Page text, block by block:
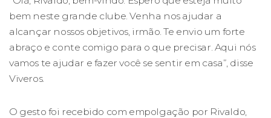
bem neste grande clube. Venha nos ajudar a
alcançar nossos objetivos, irmão. Te envio um forte
abraço e conte comigo para o que precisar. Aqui nós
vamos te ajudar e fazer você se sentir em casa”, disse
Viveros.
O gesto foi recebido com empolgação por Rivaldo,